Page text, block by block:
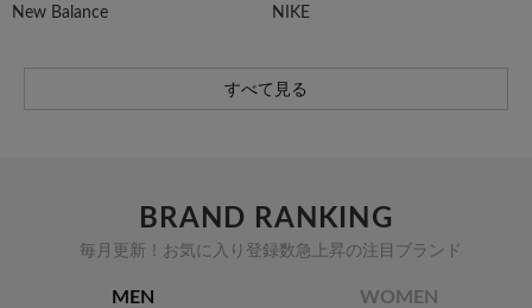
New Balance NIKE
すべて見る
BRAND RANKING
毎月更新！お気に入り登録数急上昇の注目ブランド
MEN WOMEN